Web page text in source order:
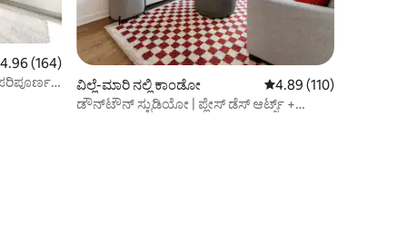
4.96 ಸರಾಸರಿ ರೇಟಿಂಗ್, 164 ವಿಮರ್ಶೆಗಳು
4.96 (164)
ವಿಲ್ಲೆ-ಮಾರಿ ನಲ್ಲಿ ಕಾಂಡೋ 5 ರಲ್ಲಿ 4.89 ಸರಾಸರಿ
4.89 (110)
ಡೌನ್‌ಟೌನ್ ಸ್ಟುಡಿಯೋ | ಪ್ಲೇಸ್ ಡೆಸ್ ಆರ್ಟ್ಸ್ +